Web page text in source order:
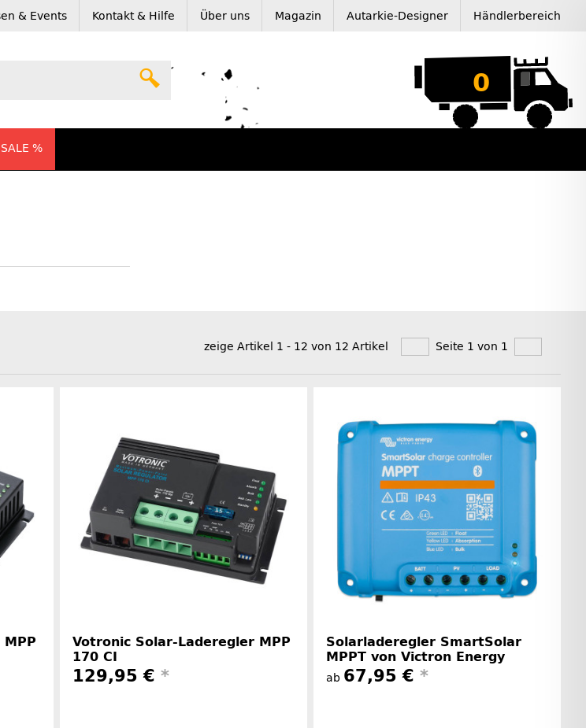
& Events Kontakt & Hilfe Über uns Magazin Autarkie-Designer Händlerbereich
0
SALE %
zeige Artikel 1 - 12 von 12 Artikel Seite 1 von 1
Votronic Solar-Laderegler MPP
170 CI
129,95 € *
Solarladeregler SmartSolar
MPPT von Victron Energy
ab 67,95 € *